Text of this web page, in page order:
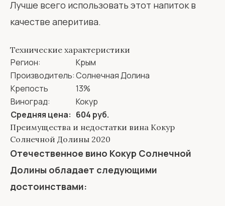
Лучше всего использовать этот напиток в
качестве аперитива.
Технические характеристики
Регион:
Крым
Производитель:Солнечная Долина
Крепость
13%
Виноград:
Кокур
Средняя цена: 604 руб.
Преимущества и недостатки вина Кокур
Солнечной Долины 2020
Отечественное вино Кокур Солнечной
Долины обладает следующими
достоинствами: